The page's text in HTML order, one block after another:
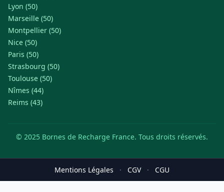
Lyon (50)
Marseille (50)
Montpellier (50)
Nice (50)
Paris (50)
Strasbourg (50)
Toulouse (50)
Nîmes (44)
Reims (43)
© 2025 Bornes de Recharge France. Tous droits réservés.
Mentions Légales · CGV · CGU